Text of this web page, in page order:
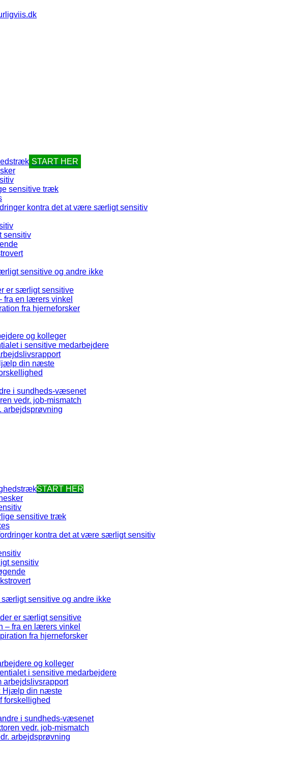
START HER
sensitive træk
kontra det at være særligt sensitiv
sensitiv
sensitive og andre ikke
er særligt sensitive
fra en lærers vinkel
fra hjerneforsker
og kolleger
i sensitive medarbejdere
din næste
i sundheds-væsenet
vedr. job-mismatch
arbejdsprøvning
START HER
sensitive træk
kontra det at være særligt sensitiv
sensitiv
særligt sensitive og andre ikke
er særligt sensitive
– fra en lærers vinkel
fra hjerneforsker
og kolleger
i sensitive medarbejdere
arbejdslivsrapport
Hjælp din næste
forskellighed
i sundheds-væsenet
vedr. job-mismatch
arbejdsprøvning